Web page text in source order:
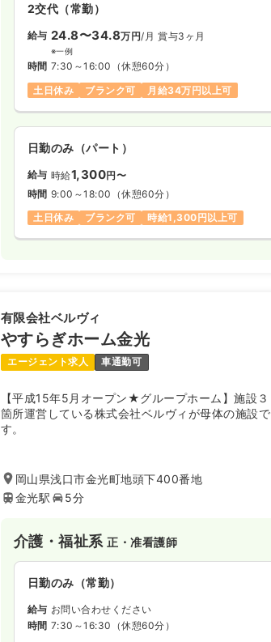
2交代（常勤）
給与 24.8〜34.8万円/月 賞与3ヶ月
※一例
時間 7:30～16:00 （休憩60分）
土日休み
ブランク可 月給34万円以上可
日勤のみ（パート）
給与 時給1,300円〜
時間 9:00～18:00 （休憩60分）
土日休み
ブランク可 時給1,300円以上可
有限会社ベルヴィ
やすらぎホーム金光
エージェント求人 車通勤可
【平成15年5月オープン★グループホーム】施設３
箇所運営している株式会社ベルヴィが母体の施設で
す。
岡山県浅口市金光町地頭下400番地
金光駅
5分
介護・福祉系正・准看護師
日勤のみ（常勤）
給与 お問い合わせください
時間 7:30～16:30 （休憩60分）